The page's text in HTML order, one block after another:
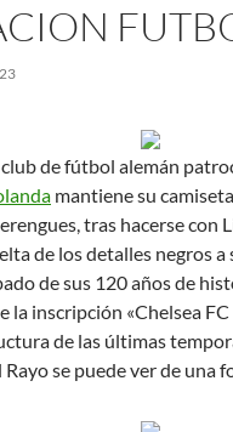
club de fútbol alemán
mantiene su
tras hacerse con
de los detalles negros
de sus 120 años de
la inscripción «Chelsea
de las últimas
se puede ver de una